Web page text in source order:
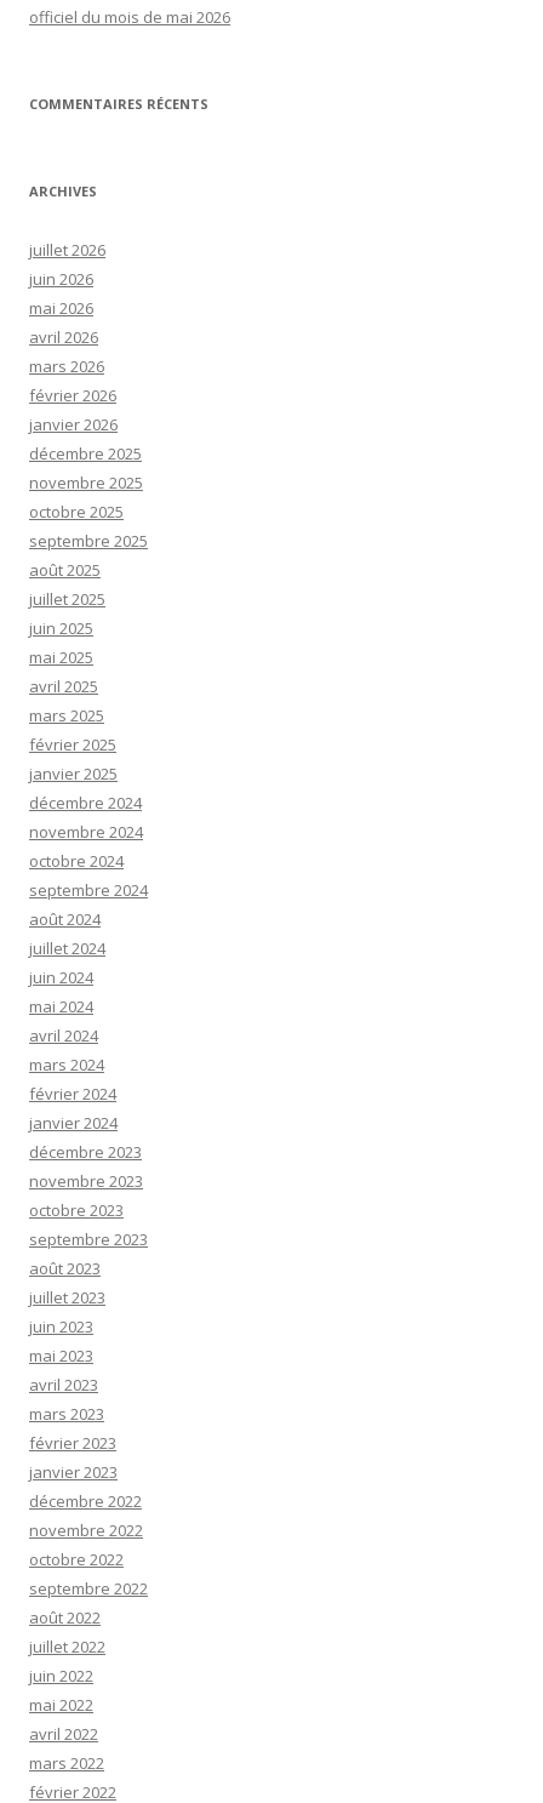
officiel du mois de mai 2026
COMMENTAIRES RÉCENTS
ARCHIVES
juillet 2026
juin 2026
mai 2026
avril 2026
mars 2026
février 2026
janvier 2026
décembre 2025
novembre 2025
octobre 2025
septembre 2025
août 2025
juillet 2025
juin 2025
mai 2025
avril 2025
mars 2025
février 2025
janvier 2025
décembre 2024
novembre 2024
octobre 2024
septembre 2024
août 2024
juillet 2024
juin 2024
mai 2024
avril 2024
mars 2024
février 2024
janvier 2024
décembre 2023
novembre 2023
octobre 2023
septembre 2023
août 2023
juillet 2023
juin 2023
mai 2023
avril 2023
mars 2023
février 2023
janvier 2023
décembre 2022
novembre 2022
octobre 2022
septembre 2022
août 2022
juillet 2022
juin 2022
mai 2022
avril 2022
mars 2022
février 2022